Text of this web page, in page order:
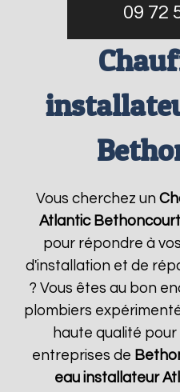
09 72
Vous cherchez un
Atlantic Bethoncourt
pour répondre à
d'installation et de
? Vous êtes au bon
plombiers
haute qualité
entreprises de
eau installateur